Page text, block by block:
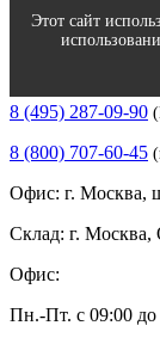
8 (495) 287-09-90
8 (800) 707-60-45
Офис: г. Москва,
Склад: г. Москва,
Офис:
Пн.-Пт. с 09:00 до
Этот сайт